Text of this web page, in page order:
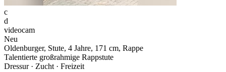
c
d
videocam
Neu
Oldenburger, Stute, 4 Jahre, 171 cm, Rappe
Talentierte großrahmige Rappstute
Dressur · Zucht · Freizeit